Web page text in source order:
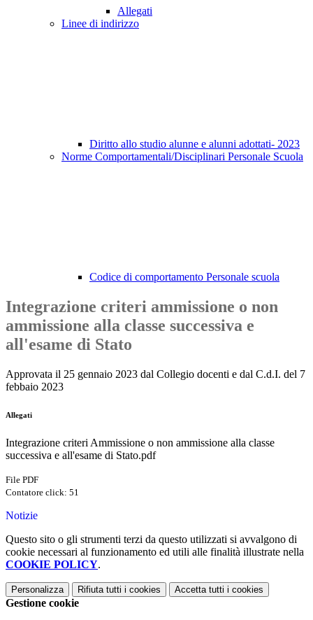
Allegati
Linee di indirizzo
Diritto allo studio alunne e alunni adottati- 2023
Norme Comportamentali/Disciplinari Personale Scuola
Codice di comportamento Personale scuola
Integrazione criteri ammissione o non
ammissione alla classe successiva e
all'esame di Stato
Approvata il 25 gennaio 2023 dal Collegio docenti e dal C.d.I. del 7
febbaio 2023
Allegati
Integrazione criteri Ammissione o non ammissione alla classe
successiva e all'esame di Stato.pdf
File PDF
Contatore click: 51
Notizie
Questo sito o gli strumenti terzi da questo utilizzati si avvalgono di
cookie necessari al funzionamento ed utili alle finalità illustrate nella
COOKIE POLICY.
Personalizza Rifiuta tutti i cookies Accetta tutti i cookies
Gestione cookie